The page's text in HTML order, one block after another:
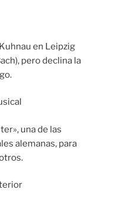
en Leipzig
pero declina la
una de las
alemanas, para